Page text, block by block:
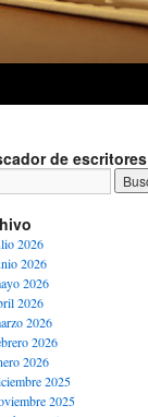
de escritores
2026
2026
2026
2026
2026
2026
2026
2025
2025